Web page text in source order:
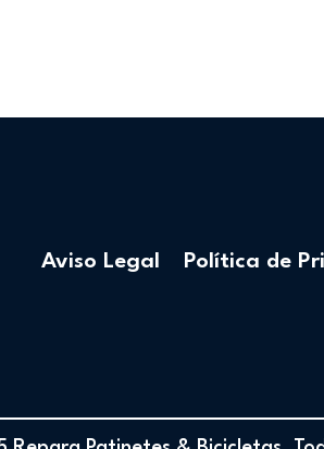
Aviso Legal Política de